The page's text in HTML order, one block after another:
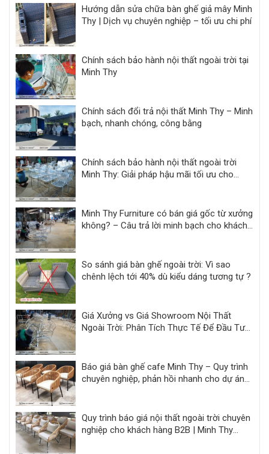
Hướng dẫn sửa chữa bàn ghế giả mây Minh
Thy | Dịch vụ chuyên nghiệp – tối ưu chi phí
Chính sách bảo hành nội thất ngoài trời tại
Minh Thy
Chính sách đổi trả nội thất Minh Thy – Minh
bạch, nhanh chóng, công bằng
Chính sách bảo hành nội thất ngoài trời
Minh Thy: Giải pháp hậu mãi tối ưu cho
Minh Thy Furniture có bán giá gốc từ xưởng
không? – Câu trả lời minh bạch cho khách
So sánh giá bàn ghế ngoài trời: Vì sao
chênh lệch tới 40% dù kiểu dáng tương tự ?
Giá Xưởng vs Giá Showroom Nội Thất
Ngoài Trời: Phân Tích Thực Tế Để Đầu Tư
Báo giá bàn ghế cafe Minh Thy – Quy trình
chuyên nghiệp, phản hồi nhanh cho dự án
Quy trình báo giá nội thất ngoài trời chuyên
nghiệp cho khách hàng B2B | Minh Thy